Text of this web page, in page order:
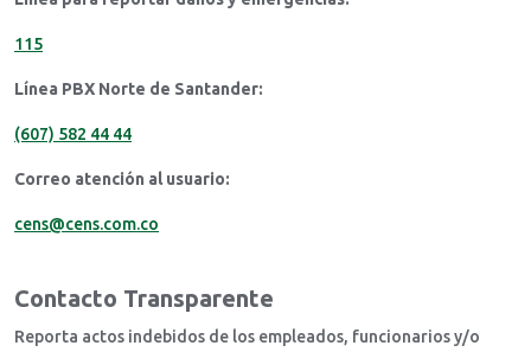
115
Línea PBX Norte de Santander:
(607) 582 44 44
Correo atención al usuario:
cens@cens.com.co
Contacto Transparente
Reporta actos indebidos de los empleados, funcionarios y/o